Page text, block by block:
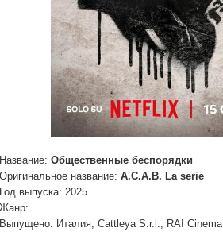
Название: Общественные беспорядки
Оригинальное название: A.C.A.B. La serie
Год выпуска: 2025
Жанр:
Выпущено: Италия, Cattleya S.r.l., RAI Cinema